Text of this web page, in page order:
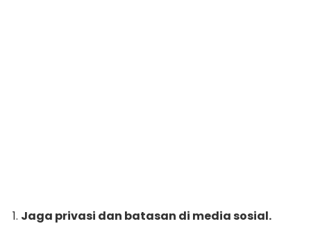
Jaga privasi dan batasan di media sosial.